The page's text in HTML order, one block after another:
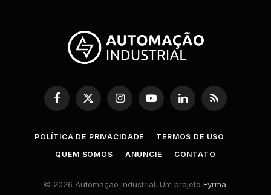
Facebook
X
(Twitter)
InstagramYouTubeLinkedInRSS
POLÍTICA DE PRIVACIDADE
TERMOS DE USO
QUEM SOMOS
ANUNCIE CONTATO
© 2026 Automação Industrial. Um projeto Fyrma.